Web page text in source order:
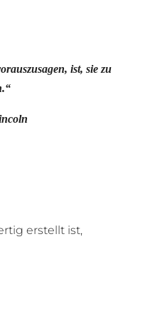
ist, sie zu
erstellt ist,